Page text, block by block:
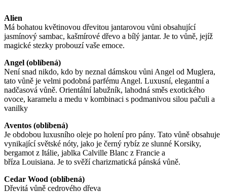
Alien
Má bohatou květinovou dřevitou jantarovou vůni obsahující
jasmínový sambac, kašmírové dřevo a bílý jantar. Je to vůně, jejíž
magické stezky probouzí vaše emoce.
Angel (oblíbená)
Není snad nikdo, kdo by neznal dámskou vůni Angel od Muglera,
tato vůně je velmi podobná parfému Angel. Luxusní, elegantní a
nadčasová vůně. Orientální labužník, lahodná směs exotického
ovoce, karamelu a medu v kombinaci s podmanivou silou pačuli a
vanilky
Aventos (oblíbená)
Je obdobou luxusního oleje po holení pro pány. Tato vůně obsahuje
vynikající světské nóty, jako je černý rybíz ze slunné Korsiky,
bergamot z Itálie, jablka Calville Blanc z Francie a
bříza Louisiana. Je to svěží charizmatická pánská vůně.
Cedar Wood (oblíbená)
Dřevitá vůně cedrového dřeva